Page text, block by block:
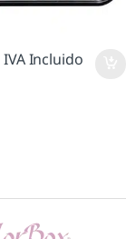
IVA Incluido